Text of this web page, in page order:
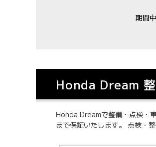
期間
Honda Dream
Honda Dreamで整備・点検・
まで保証いたします。 点検・